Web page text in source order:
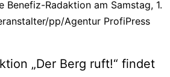
Benefiz-Radaktion am Samstag, 1.
pp/Agentur ProfiPress
„Der Berg ruft!“ findet